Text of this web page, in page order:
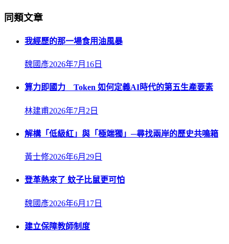
同類文章
我經歷的那一場食用油風暴
魏國彥2026年7月16日
算力即國力 Token 如何定義AI時代的第五生產要素
林建甫2026年7月2日
解構「低級紅」與「極端獨」─尋找兩岸的歷史共鳴箱
黃士修2026年6月29日
登革熱來了 蚊子比鼠更可怕
魏國彥2026年6月17日
建立保障教師制度